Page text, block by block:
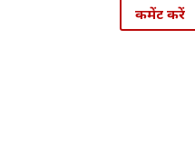
कमेंट करें